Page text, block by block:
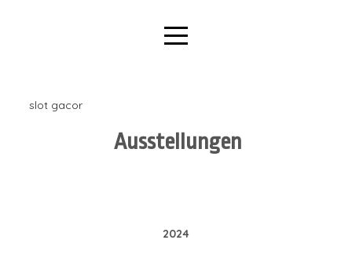
slot gacor
Ausstellungen
2024